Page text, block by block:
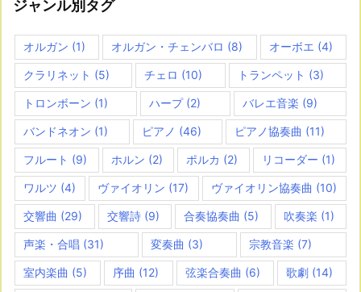
ジャンル別タグ
オルガン (1) オルガン・チェンバロ (8) オーボエ (4)
クラリネット (5) チェロ (10) トランペット (3)
トロンボーン (1) ハープ(2) バレエ音楽 (9)
バンドネオン (1) ピアノ (46) ピアノ協奏曲 (11)
フルート (9) ホルン (2) ポルカ (2) リコーダー (1)
ワルツ (4) ヴァイオリン (17) ヴァイオリン協奏曲 (10)
交響曲 (29) 交響詩(9) 合奏協奏曲 (5) 吹奏楽 (1)
声楽・合唱 (31) 変奏曲 (3) 宗教音楽 (7)
室内楽曲 (5) 序曲 (12) 弦楽合奏曲 (6) 歌劇(14)